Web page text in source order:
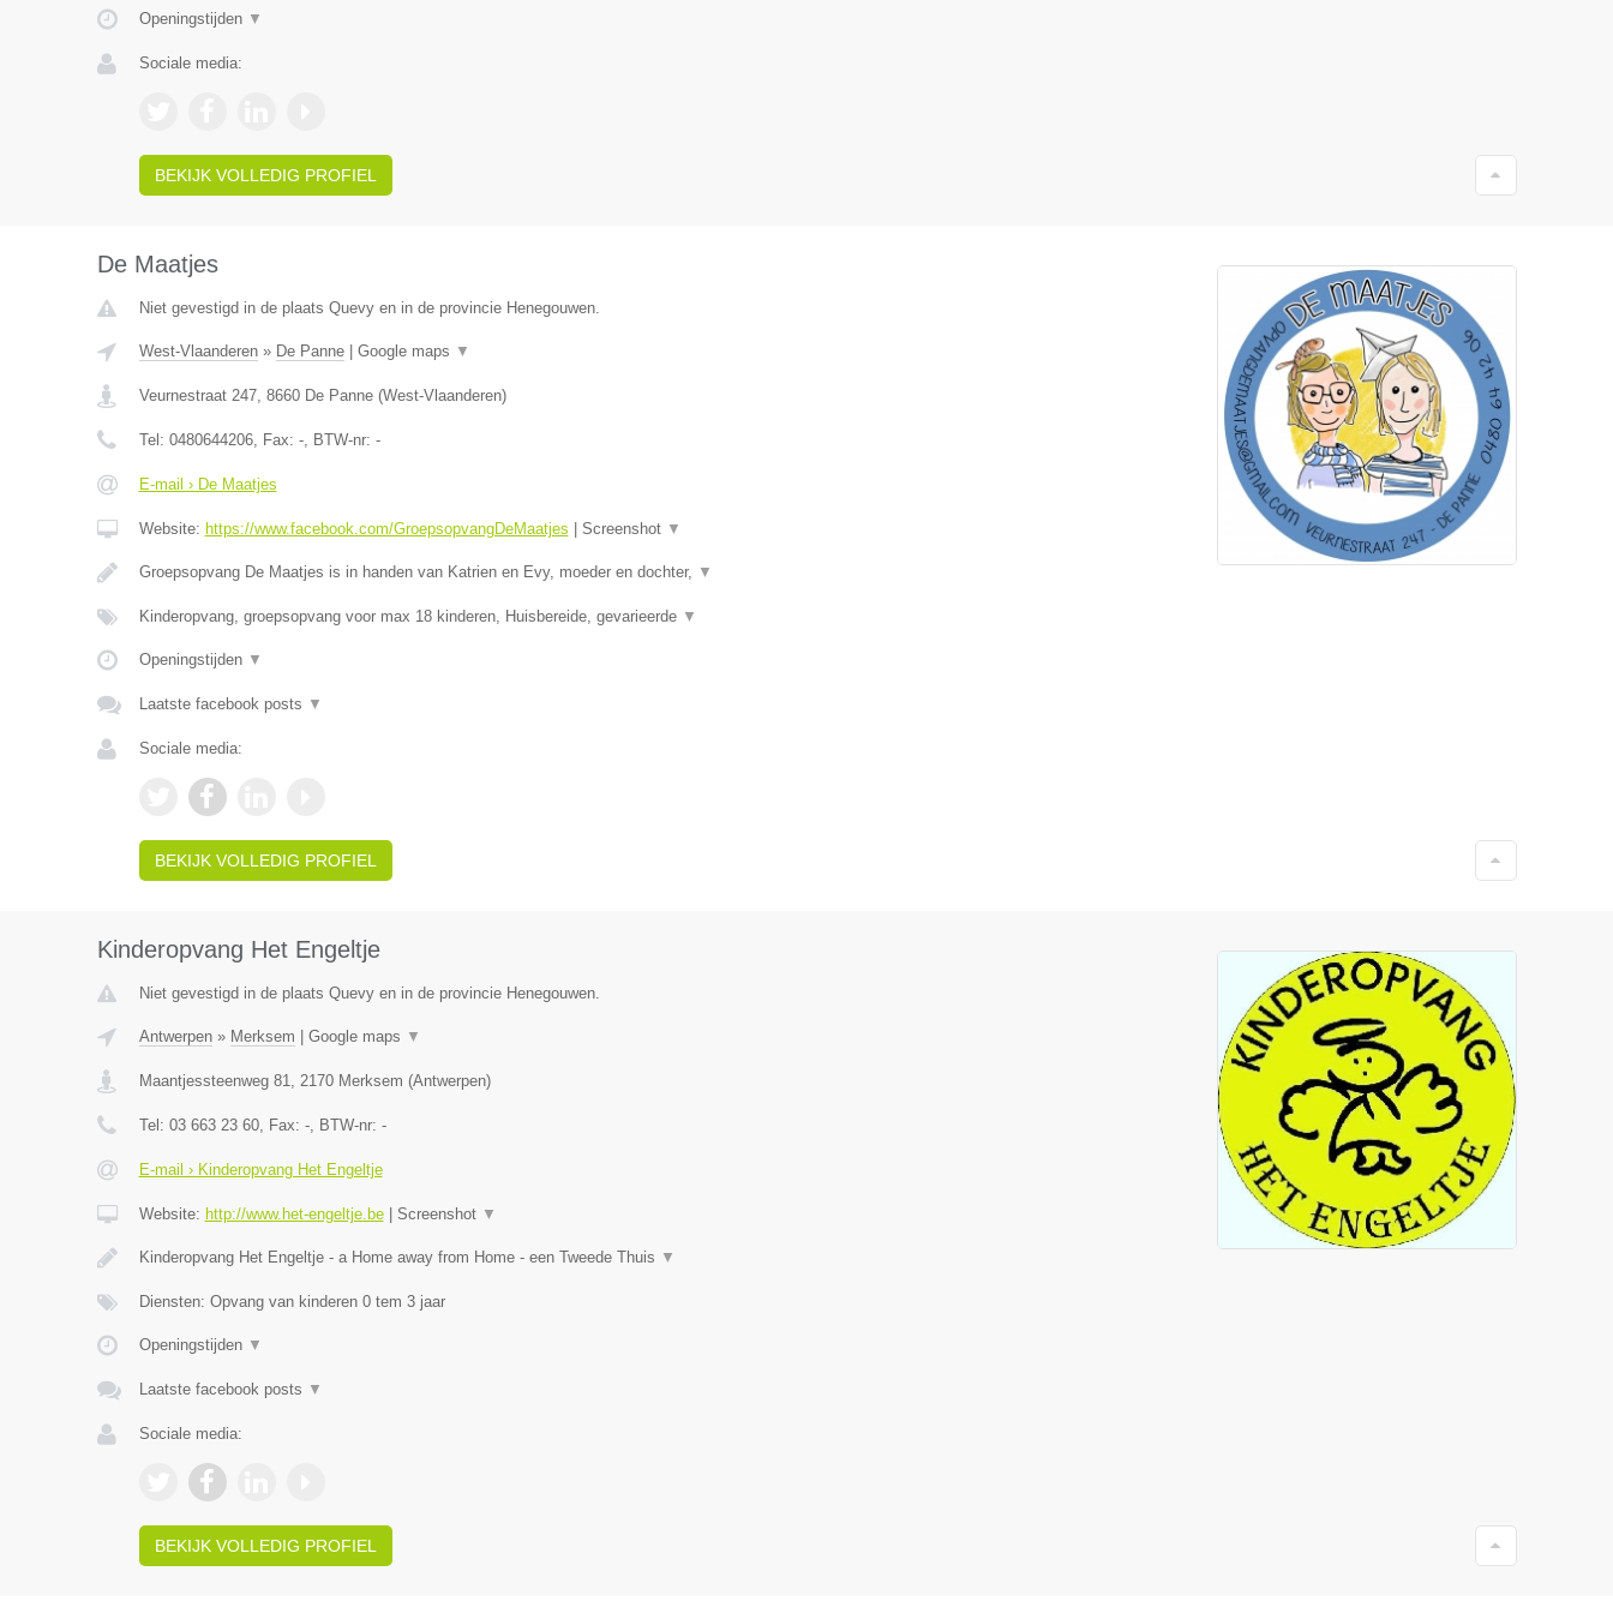
Openingstijden ▼
Sociale media:
BEKIJK VOLLEDIG PROFIEL
De Maatjes
Niet gevestigd in de plaats Quevy en in de provincie Henegouwen.
West-Vlaanderen» De Panne| Google maps ▼
Veurnestraat 247, 8660 De Panne(West-Vlaanderen)
Tel: 0480644206, Fax: -, BTW-nr: -
E-mail › De Maatjes
Website: https://www.facebook.com/GroepsopvangDeMaatjes Screenshot ▼
Groepsopvang De Maatjes is in handen van Katrien en Evy, moeder en dochter, ▼
Kinderopvang, groepsopvang voor max 18 kinderen, Huisbereide, gevarieerde ▼
Openingstijden ▼
Laatste facebook posts ▼
Sociale media:
BEKIJK VOLLEDIG PROFIEL
Kinderopvang Het Engeltje
Niet gevestigd in de plaats Quevy en in de provincie Henegouwen.
Antwerpen» Merksem Google maps ▼
Maantjessteenweg 81, 2170 Merksem (Antwerpen)
Tel: 03 663 23 60, Fax: -, BTW-nr: -
E-mail › Kinderopvang Het Engeltje
Website: http://www.het-engeltje.be| Screenshot ▼
Kinderopvang Het Engeltje - a Home away from Home - een Tweede Thuis ▼
Diensten: Opvang van kinderen 0 tem 3 jaar
Openingstijden ▼
Laatste facebook posts ▼
Sociale media:
BEKIJK VOLLEDIG PROFIEL